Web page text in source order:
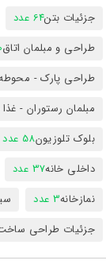
جزئیات بتن64 عدد
طراحی و مبلمان اتاق
طراحی پارک -
مبلمان رستوران -
بلوک تلوزیون58 عدد
داخلی خانه37 عدد
نمازخانه3 عدد
جزئیات طراحی